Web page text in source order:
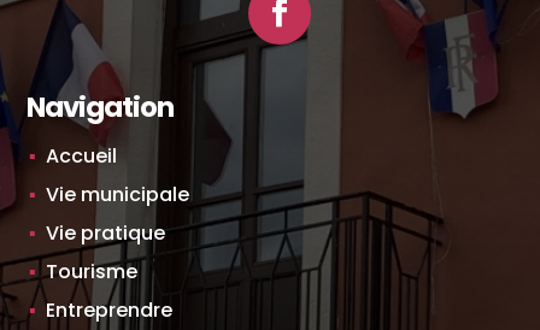
Facebook
Navigation
Accueil
Vie municipale
Vie pratique
Tourisme
Entreprendre